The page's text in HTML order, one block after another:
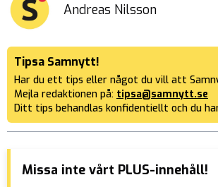
Andreas Nilsson
Tipsa Samnytt!
Har du ett tips eller något du vill att
Mejla redaktionen på: tipsa@samnytt.se
Ditt tips behandlas konfidentiellt och du
Missa inte vårt PLUS-innehåll!